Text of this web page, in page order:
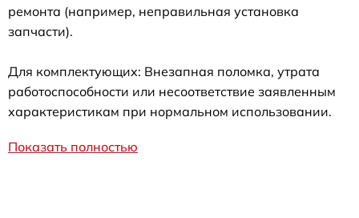
ремонта (например, неправильная установка
запчасти).
Для комплектующих: Внезапная поломка, утрата
работоспособности или несоответствие заявленным
характеристикам при нормальном использовании.
Показать полностью